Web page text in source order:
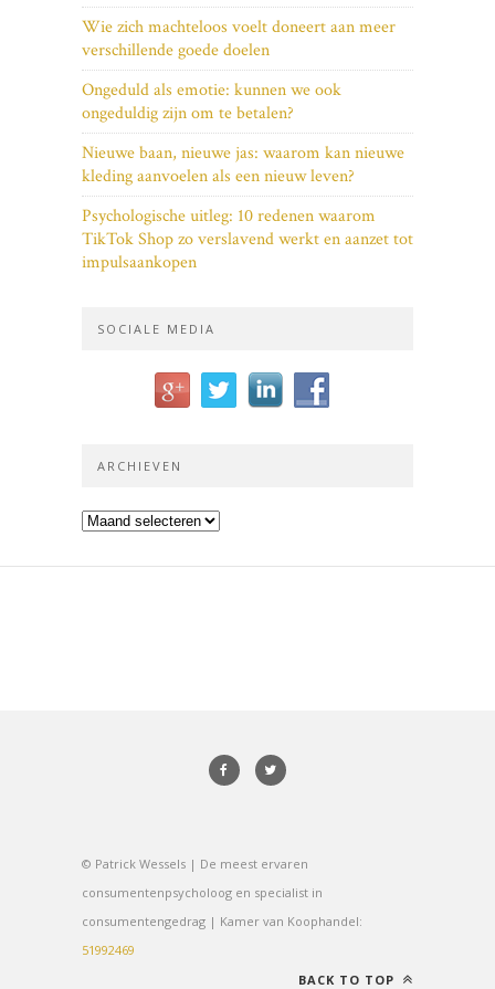
Wie zich machteloos voelt doneert aan meer
verschillende goede doelen
Ongeduld als emotie: kunnen we ook
ongeduldig zijn om te betalen?
Nieuwe baan, nieuwe jas: waarom kan nieuwe
kleding aanvoelen als een nieuw leven?
Psychologische uitleg: 10 redenen waarom
TikTok Shop zo verslavend werkt en aanzet tot
impulsaankopen
SOCIALE MEDIA
ARCHIEVEN
Archieven
© Patrick Wessels | De meest ervaren
consumentenpsycholoog en specialist in
consumentengedrag | Kamer van Koophandel:
51992469
BACK TO TOP